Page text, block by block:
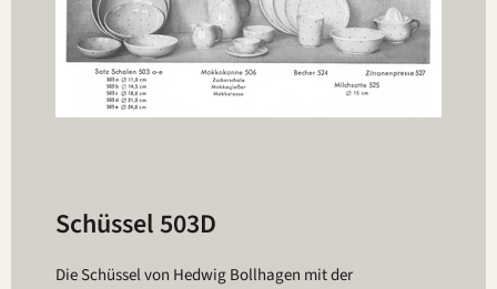
Schüssel 503D
Die Schüssel von Hedwig Bollhagen mit der